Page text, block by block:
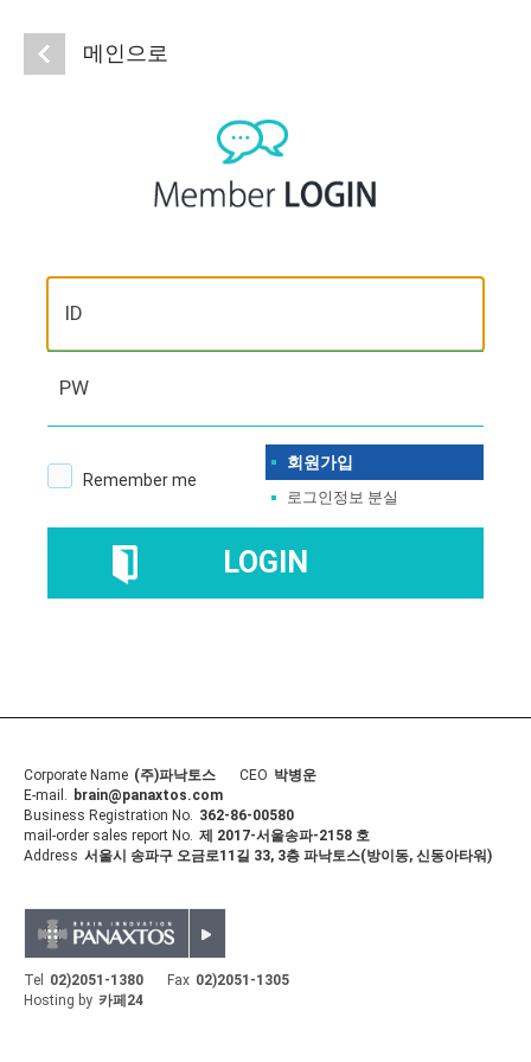
메인으로
ID
PW
Remember me
회원가입
로그인정보 분실
Corporate Name (주)파낙토스 CEO 박병운
E-mail. brain@panaxtos.com
Business Registration No. 362-86-00580
mail-order sales report No. 제 2017-서울송파-2158 호
Address 서울시 송파구 오금로11길 33, 3층 파낙토스(방이동, 신동아타워)
Tel 02)2051-1380 Fax 02)2051-1305
Hosting by 카페24